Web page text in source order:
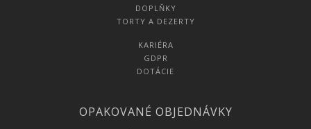
DOPLŇKY
TORTY A DEZERTY
KARIÉRA
GDPR
DOTÁCIE
OPAKOVANÉ OBJEDNÁVKY